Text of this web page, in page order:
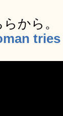
から。